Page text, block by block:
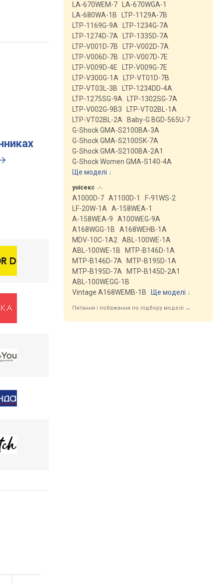
LA-670WEM-7
LA-670WGA-1
LA-680WA-1B
LTP-1129A-7B
LTP-1169G-9A
LTP-1234G-7A
LTP-1274D-7A
LTP-1335D-7A
LTP-V001D-7B
LTP-V002D-7A
LTP-V006D-7B
LTP-V007D-7E
LTP-V009D-4E
LTP-V009G-7E
LTP-V300G-1A
LTP-VT01D-7B
LTP-VT03L-3B
LTP-1234DD-4A
LTP-1275SG-9A
LTP-1302SG-7A
LTP-V002G-9B3
LTP-VT02BL-1A
LTP-VT02BL-2A
Baby-G BGD-565U-7
G-Shock GMA-S2100BA-3A
G-Shock GMA-S2100SK-7A
G-Shock GMA-S2100BA-2A1
G-Shock Women GMA-S140-4A
Ще моделі ↓
унісекс
A1000D-7 A1100D-1
F-91WS-2
LF-20W-1A
A-158WEA-1
A-158WEA-9
A100WEG-9A
A168WGG-1B
A168WEHB-1A
MDV-10C-1A2
ABL-100WE-1A
ABL-100WE-1B
MTP-B146D-1A
MTP-B146D-7A
MTP-B195D-1A
MTP-B195D-7A
MTP-B145D-2A1
ABL-100WEGG-1B
Vintage A168WEMB-1B
Ще моделі ↓
Питання і побажання по підбору моделі →